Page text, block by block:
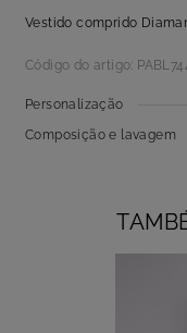
Vestido comprido
Código do artigo:
Personalização
Composição e lavagem